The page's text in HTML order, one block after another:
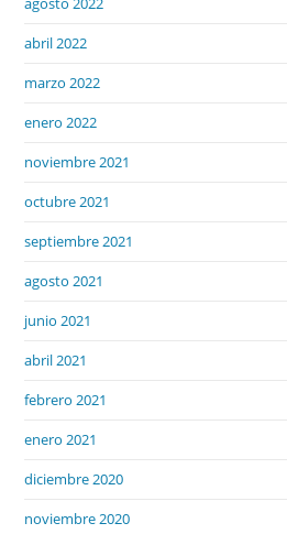
abril 2022
marzo 2022
enero 2022
noviembre 2021
octubre 2021
septiembre 2021
agosto 2021
junio 2021
abril 2021
febrero 2021
enero 2021
diciembre 2020
noviembre 2020